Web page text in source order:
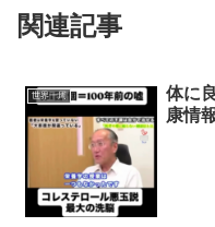
関連記事
世界一周
体に
康情